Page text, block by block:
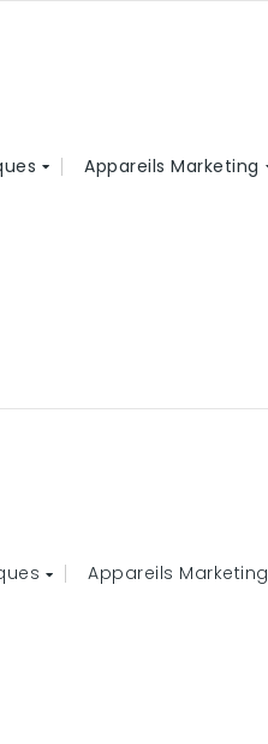
Appareils Marketing
Appareils Marketing